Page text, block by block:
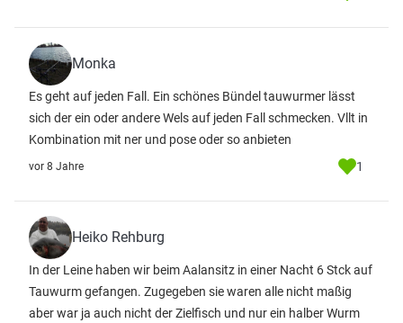
Monka
Es geht auf jeden Fall. Ein schönes Bündel tauwurmer lässt
sich der ein oder andere Wels auf jeden Fall schmecken. Vllt in
Kombination mit ner und pose oder so anbieten
vor 8 Jahre 1
Heiko Rehburg
In der Leine haben wir beim Aalansitz in einer Nacht 6 Stck auf
Tauwurm gefangen. Zugegeben sie waren alle nicht maßig
aber war ja auch nicht der Zielfisch und nur ein halber Wurm